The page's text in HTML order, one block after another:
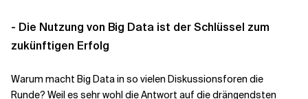
- Die Nutzung von Big Data ist der Schlüssel zum
zukünftigen Erfolg
Warum macht Big Data in so vielen Diskussionsforen die
Runde? Weil es sehr wohl die Antwort auf die drängendsten